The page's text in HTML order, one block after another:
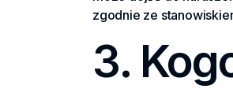
zgodnie ze
3.